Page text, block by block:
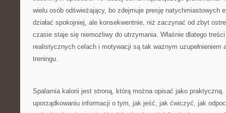
wielu osób odświeżający, bo zdejmuje presję natychmiastowych
działać spokojniej, ale konsekwentnie, niż zaczynać od zbyt
czasie staje się niemożliwy do utrzymania. Właśnie dlatego
realistycznych celach i motywacji są tak ważnym uzupełnieniem
treningu.
Spalarnia kalorii jest stroną, którą można opisać jako
uporządkowaniu informacji o tym, jak jeść, jak ćwiczyć, jak